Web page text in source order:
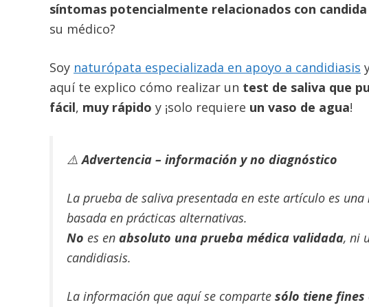
síntomas potencialmente relacionados con
su médico?
Soy naturópata especializada en apoyo a candidiasis
aquí te explico cómo realizar un test de saliva que
fácil, muy rápido y ¡solo requiere un vaso de agua!
⚠️Advertencia – información y no diagnóstico
La prueba de saliva presentada en este artículo es una
basada en prácticas alternativas.
No es en absoluto una prueba médica validada, ni
candidiasis.
La información que aquí se comparte sólo tiene